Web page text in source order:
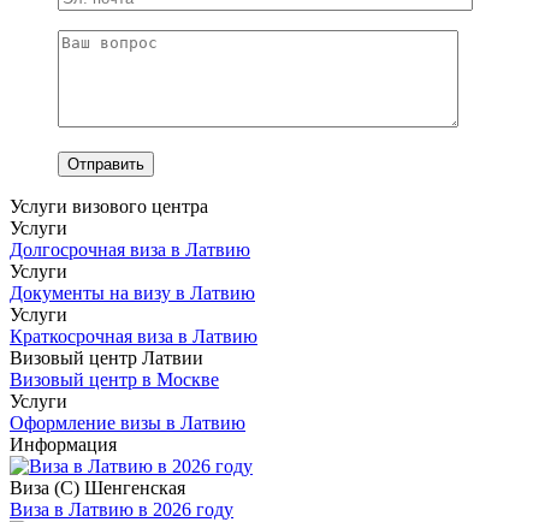
Услуги визового центра
Услуги
Долгосрочная виза в Латвию
Услуги
Документы на визу в Латвию
Услуги
Краткосрочная виза в Латвию
Визовый центр Латвии
Визовый центр в Москве
Услуги
Оформление визы в Латвию
Информация
Виза (C) Шенгенская
Виза в Латвию в 2026 году